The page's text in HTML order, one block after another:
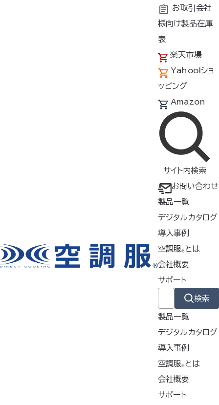
お取引会社
様向け製品在庫
表
楽天市場
Yahoo!ショ
ッピング
Amazon
サイト内検索
お問い合わせ
製品一覧
デジタルカタログ
導入事例
空調服🄬 とは
会社概要
サポート
検索
製品一覧
デジタルカタログ
導入事例
導入事例
共同開発
工場シミュレーシ
空調服🄬 とは
空調服 ®とは
開発秘話
会社概要
企業理念
サポート
スターターキット
スターターキット
SK23011シリ
グレー
を起動させるために必
要なデバイスをワンパックしたス
られる方におすすめ
▸最大風量106ℓ/秒ターボーモ